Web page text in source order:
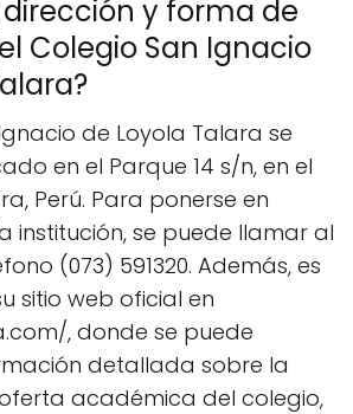
y forma de
Colegio San Ignacio
de Loyola Talara se
en el Parque 14 s/n, en el
Perú. Para ponerse en
institución, se puede llamar al
(073) 591320. Además, es
sitio web oficial en
, donde se puede
detallada sobre la
oferta académica del colegio,